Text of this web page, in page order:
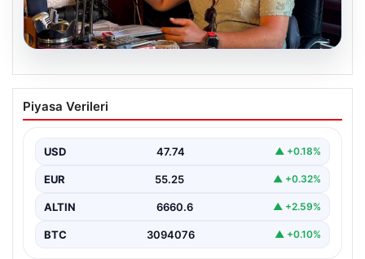
Alkollü içki paylaşımına ceza almıştı…
İptal için mahkemeye başvurdu
Piyasa Verileri
USD 47.74 ▲ +0.18%
EUR 55.25 ▲ +0.32%
ALTIN 6660.6 ▲ +2.59%
BTC 3094076 ▲ +0.10%